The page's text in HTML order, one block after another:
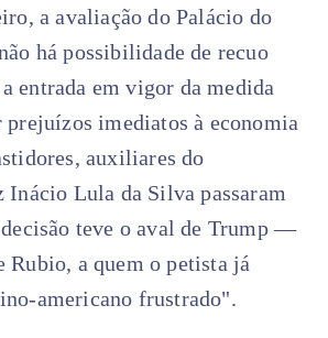
a avaliação do Palácio do
há possibilidade de recuo
entrada em vigor da medida
prejuízos imediatos à economia
auxiliares do
Inácio Lula da Silva passaram
teve o aval de Trump —
Rubio, a quem o petista já
americano frustrado".